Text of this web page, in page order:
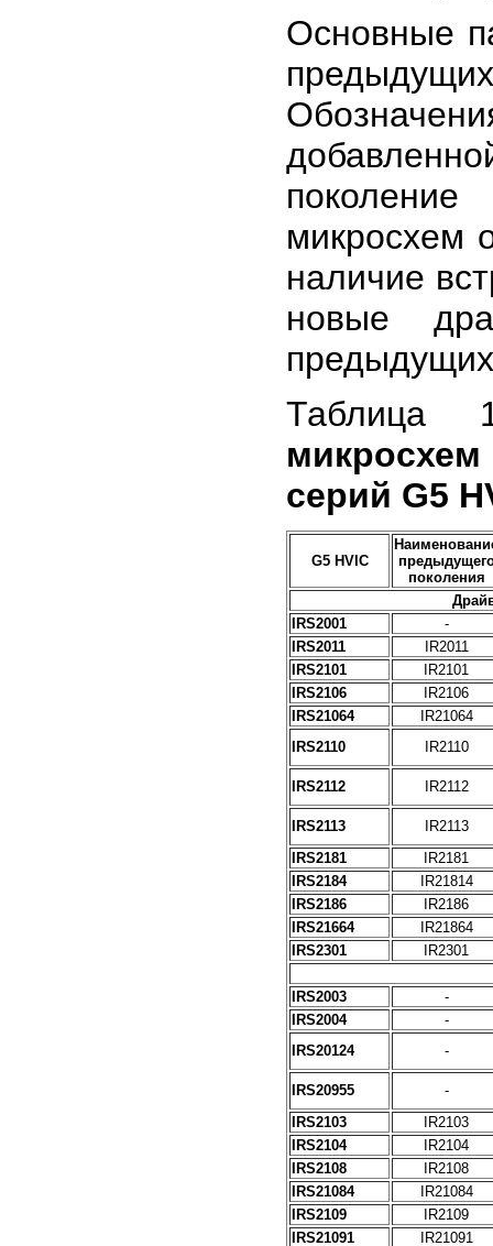
Основные
микросхем
наличие
новые
серий G5
G5 HVIC
поколения
IRS2001
-
IRS2011
IR2011
IRS2101
IR2101
IRS2106
IR2106
IRS21064
IR21064
IRS2110
IR2110
IRS2112 IR2112
IRS2113
IR2113
IRS2181
IR2181
IRS2184
IR21814
IRS2186
IR2186
IRS21664
IR21864
IRS2301
IR2301
IRS2003
-
IRS2004
-
IRS20124
-
IRS20955
-
IRS2103
IR2103
IRS2104
IR2104
IRS2108
IR2108
IRS21084
IR21084
IRS2109
IR2109
IRS21091
IR21091